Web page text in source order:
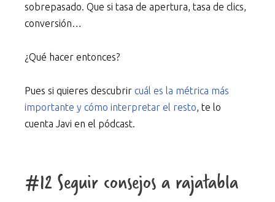
sobrepasado. Que si tasa de apertura, tasa de clics,
conversión…
¿Qué hacer entonces?
Pues si quieres descubrir cuál es la métrica más
importante y cómo interpretar el resto , te lo
cuenta Javi en el pódcast.
#12 Seguir consejos a rajatabla